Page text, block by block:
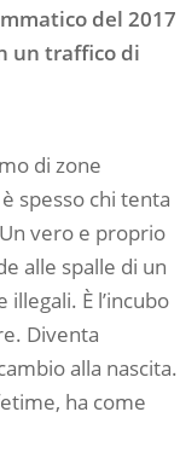
del 2017
un traffico di
di zone
spesso chi tenta
vero e proprio
alle spalle di un
È l’incubo
Diventa
alla nascita.
ha come